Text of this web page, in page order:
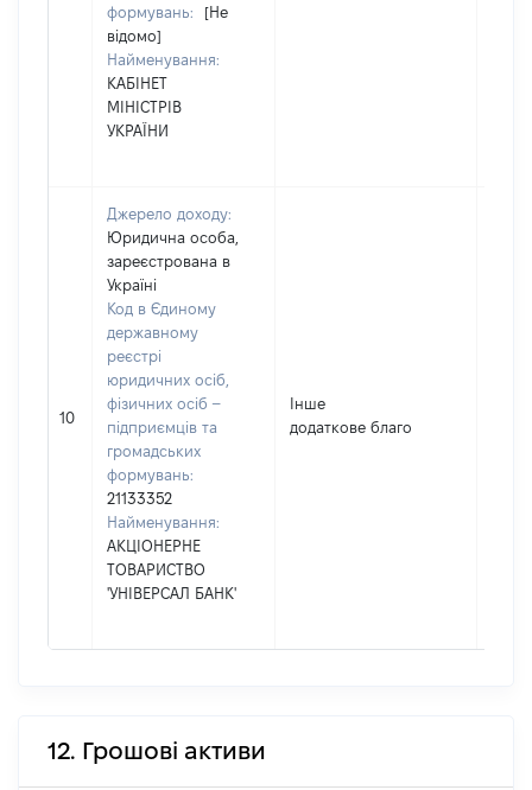
формувань:
[Не
відомо]
Найменування:
КАБІНЕТ
МІНІСТРІВ
УКРАЇНИ
10
Джерело доходу:
Юридична особа,
зареєстрована в
Україні
Код в Єдиному
державному
реєстрі
юридичних осіб,
фізичних осіб –
підприємців та
громадських
формувань:
21133352
Найменування:
АКЦІОНЕРНЕ
ТОВАРИСТВО
'УНІВЕРСАЛ БАНК'
Інше
додаткове благо
12. Грошові активи